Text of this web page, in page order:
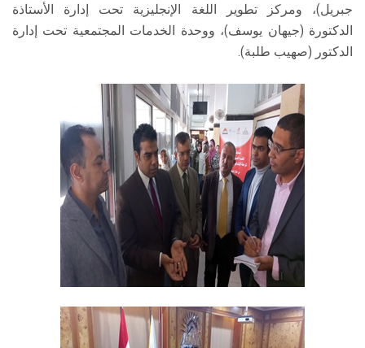
جبريل)، ومركز تطوير اللغة الإنجليزية تحت إدارة الأستاذة
الدكتورة (جيهان يوسف)، ووحدة الخدمات المجتمعية تحت إدارة
الدكتور (صهيب طلبة).